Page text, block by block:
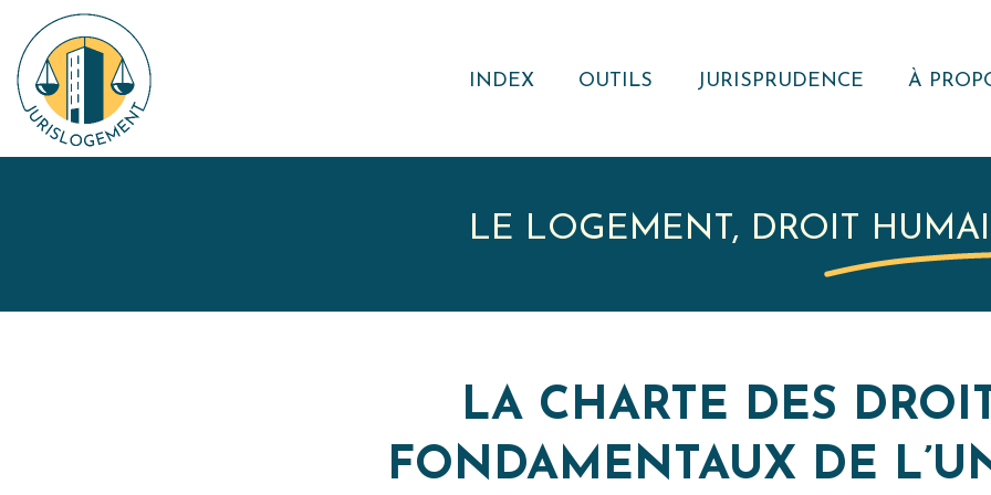
INDEX OUTILS
RECUEIL DE
RESSOURCE
EXTERNE
JURISPRUDENCE
JURISPRUDENTIELLE
À
NOUS ?
LE LOGEMENT, DROIT
LA CHARTE DES
FONDAMENTAUX DE